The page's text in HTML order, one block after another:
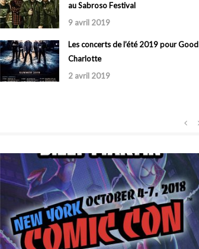
au Sabroso Festival
9 avril 2019
Les concerts de l’été 2019 pour Good
Charlotte
2 avril 2019